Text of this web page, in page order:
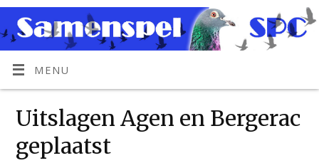
MENU
Uitslagen Agen en Bergerac
geplaatst